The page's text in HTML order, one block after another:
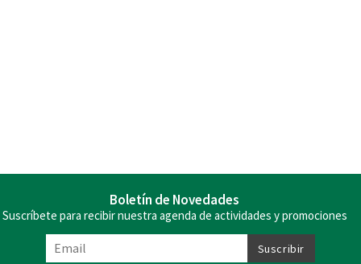
Boletín de Novedades
Suscríbete para recibir nuestra agenda de actividades y promociones